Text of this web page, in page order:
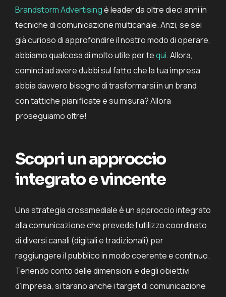
Brandstorm Advertisingè leader da oltre dieci anni in
tecniche di comunicazione multicanale. Anzi, se sei
già curioso di approfondire il nostro modo di operare,
abbiamo qualcosa di molto utile per tequi. Allora,
cominci ad avere dubbi sul fatto che la tua impresa
abbia davvero bisogno di trasformarsi in un brand
con tattiche pianificate e su misura? Allora
proseguiamo oltre!
Scopri un approccio
integrato e vincente
Una strategia crossmediale è un approccio integrato
alla comunicazione che prevede l’utilizzo coordinato
di diversi canali (digitali e tradizionali) per
raggiungere il pubblico in modo coerente e continuo.
Tenendo conto delle dimensioni e degli obiettivi
d’impresa, si tarano anche i target di comunicazione